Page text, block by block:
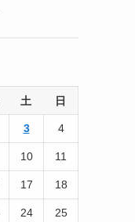
土 日
3 4
10 11
17 18
24 25